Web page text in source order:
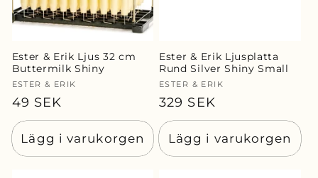
Ester & Erik Ljus 32 cm
Buttermilk Shiny
Säljare:
ESTER & ERIK
Ordinarie
pris
49 SEK
Lägg i varukorgen
Ester & Erik Ljusplatta
Rund Silver Shiny Small
Säljare:
ESTER & ERIK
Ordinarie
pris
329 SEK
Lägg i varukorgen